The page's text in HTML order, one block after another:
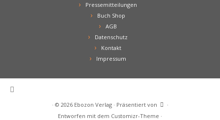
Pressemitteilungen
Buch Shop
AGB
Datenschutz
Kontakt
Impressum
· © 2026 Ebozon Verlag· Präsentiert von
·
Entworfen mit dem Customizr-Theme ·